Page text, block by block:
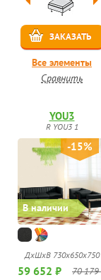
ЗАКАЗАТЬ
Все элементы
Сравнить
В наличии
-15%
YOU3
R YOU3 1
ДхШхВ 730х650х750
59 652 ₽ 70 179